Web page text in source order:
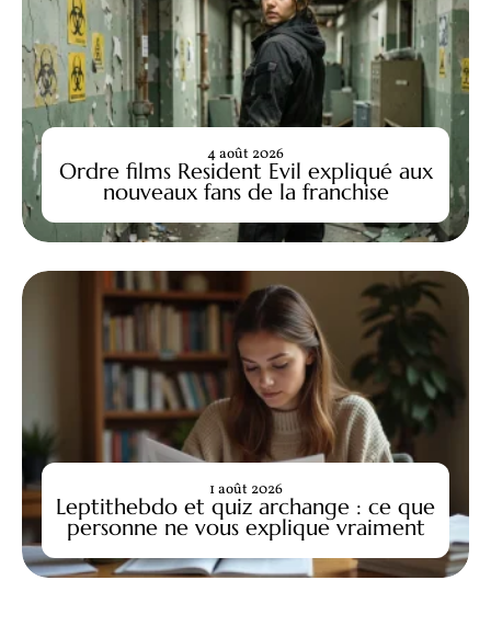
Ordre films Resident Evil expliqué aux
nouveaux fans de la franchise
4 août 2026
Leptithebdo et quiz archange : ce que
personne ne vous explique vraiment
1 août 2026